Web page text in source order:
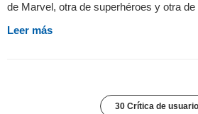
de Marvel, otra de superhéroes y otra de
Leer más
30 Crítica de